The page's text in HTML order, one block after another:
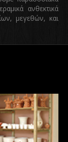
ανθεκτικά
μεγεθών, και